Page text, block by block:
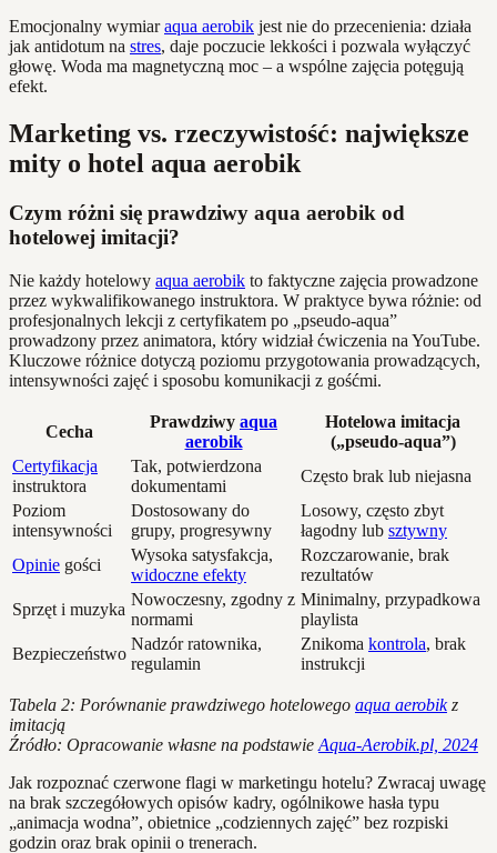
Emocjonalny wymiaraqua aerobik jest nie do przecenienia: działa
jak antidotum na stres, daje poczucie lekkości i pozwala wyłączyć
głowę. Woda ma magnetyczną moc – a wspólne zajęcia potęgują
efekt.
Marketing vs. rzeczywistość: największe
mity o hotel aqua aerobik
Czym różni się prawdziwy aqua aerobik od
hotelowej imitacji?
Nie każdy hotelowy aqua aerobik to faktyczne zajęcia prowadzone
przez wykwalifikowanego instruktora. W praktyce bywa różnie: od
profesjonalnych lekcji z certyfikatem po „pseudo-aqua”
prowadzony przez animatora, który widział ćwiczenia na YouTube.
Kluczowe różnice dotyczą poziomu przygotowania prowadzących,
intensywności zajęć i sposobu komunikacji z gośćmi.
Cecha
Prawdziwy aqua
aerobik
Hotelowa imitacja
(„pseudo-aqua”)
Certyfikacja
instruktora
Tak, potwierdzona
dokumentami
Często brak lub niejasna
Poziom
intensywności
Dostosowany do
grupy, progresywny
Losowy, często zbyt
łagodny lub sztywny
Opinie gości
Wysoka satysfakcja,
widoczne efekty
Rozczarowanie, brak
rezultatów
Sprzęt i muzyka
Nowoczesny, zgodny z
normami
Minimalny, przypadkowa
playlista
Bezpieczeństwo
Nadzór ratownika,
regulamin
Znikoma kontrola, brak
instrukcji
Tabela 2: Porównanie prawdziwego hotelowego aqua aerobikz
imitacją
Źródło: Opracowanie własne na podstawie Aqua-Aerobik.pl, 2024
Jak rozpoznać czerwone flagi w marketingu hotelu? Zwracaj uwagę
na brak szczegółowych opisów kadry, ogólnikowe hasła typu
„animacja wodna”, obietnice „codziennych zajęć” bez rozpiski
godzin oraz brak opinii o trenerach.